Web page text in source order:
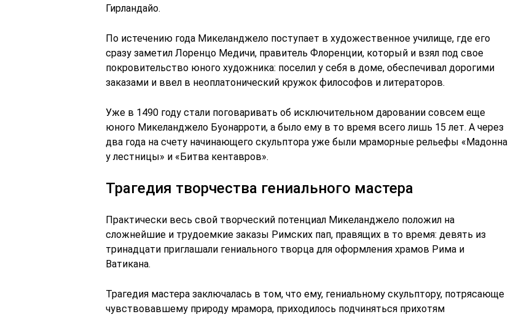
Гирлaндайо.
По истечению года Микеланджело поступает в художественное училище, где его
сразу заметил Лоренцо Медичи, правитель Флоренции, который и взял под свое
покровительство юного художника: поселил у себя в доме, обеспечивал дорогими
заказами и ввел в неоплатонический кружок философов и литераторов.
Уже в 1490 году стали поговаривать об исключительном даровании совсем еще
юного Микеланджело Буонарроти, а было ему в то время всего лишь 15 лет. А через
два года на счету начинающего скульптора уже были мраморные рельефы «Мадонна
у лестницы» и «Битва кентавров».
Трагедия творчества гениального мастера
Практически весь свой творческий потенциал Микеланджело положил на
сложнейшие и трудоемкие заказы Римских пап, правящих в то время: девять из
тринадцати приглашали гениального творца для оформления храмов Рима и
Ватикана.
Трагедия мастера заключалась в том, что ему, гениальному скульптору, потрясающе
чувствовавшему природу мрамора, приходилось подчиняться прихотям